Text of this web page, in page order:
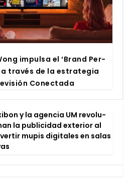
impul­sa el ‘Brand Per­
tra­vés de la estra­te­gia
Conec­ta­da
y la agen­cia UM revo­lu­
la publi­ci­dad exte­rior al
mupis digi­ta­les en salas